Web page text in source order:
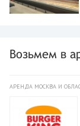
Возьмем в
АРЕНДА МОСКВА И